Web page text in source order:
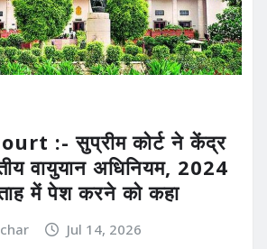
:- सुप्रीम कोर्ट ने केंद्र
वायुयान अधिनियम, 2024
में पेश करने को कहा
Jul 14, 2026